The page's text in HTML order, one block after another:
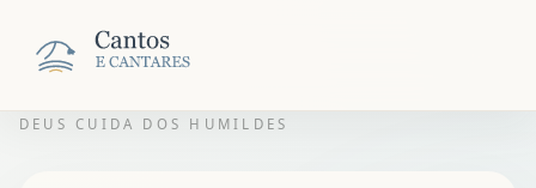
DEUS CUIDA DOS HUMILDES